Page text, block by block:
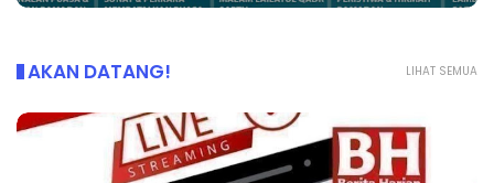
LIHAT SEMUA
AKAN DATANG!